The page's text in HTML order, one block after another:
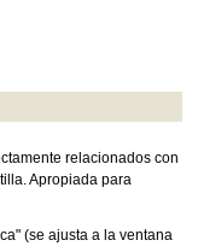
relacionados con
Apropiada para
(se ajusta a la ventana